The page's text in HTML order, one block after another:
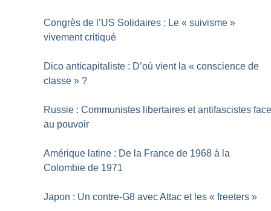
Congrès de l’US Solidaires : Le « suivisme »
vivement critiqué
Dico anticapitaliste : D’où vient la « conscience de
classe » ?
Russie : Communistes libertaires et antifascistes
au pouvoir
Amérique latine : De la France de 1968 à la
Colombie de 1971
Japon : Un contre-G8 avec Attac et les « freeters »